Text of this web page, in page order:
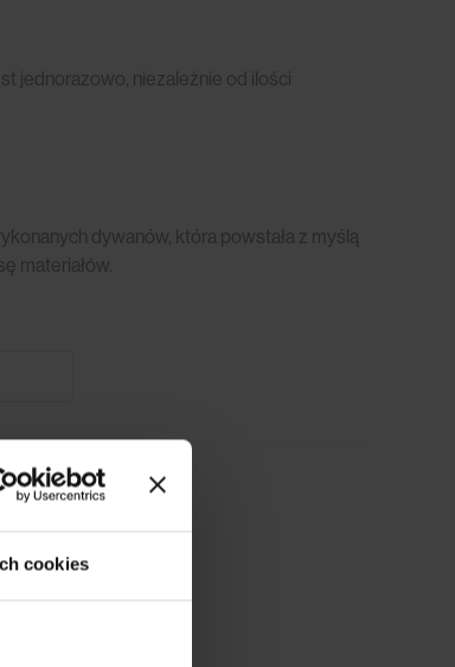
cookies
jednorazowo, niezależnie od ilości
dywanów, która powstała z myślą
materiałów.
Oblicz ratę